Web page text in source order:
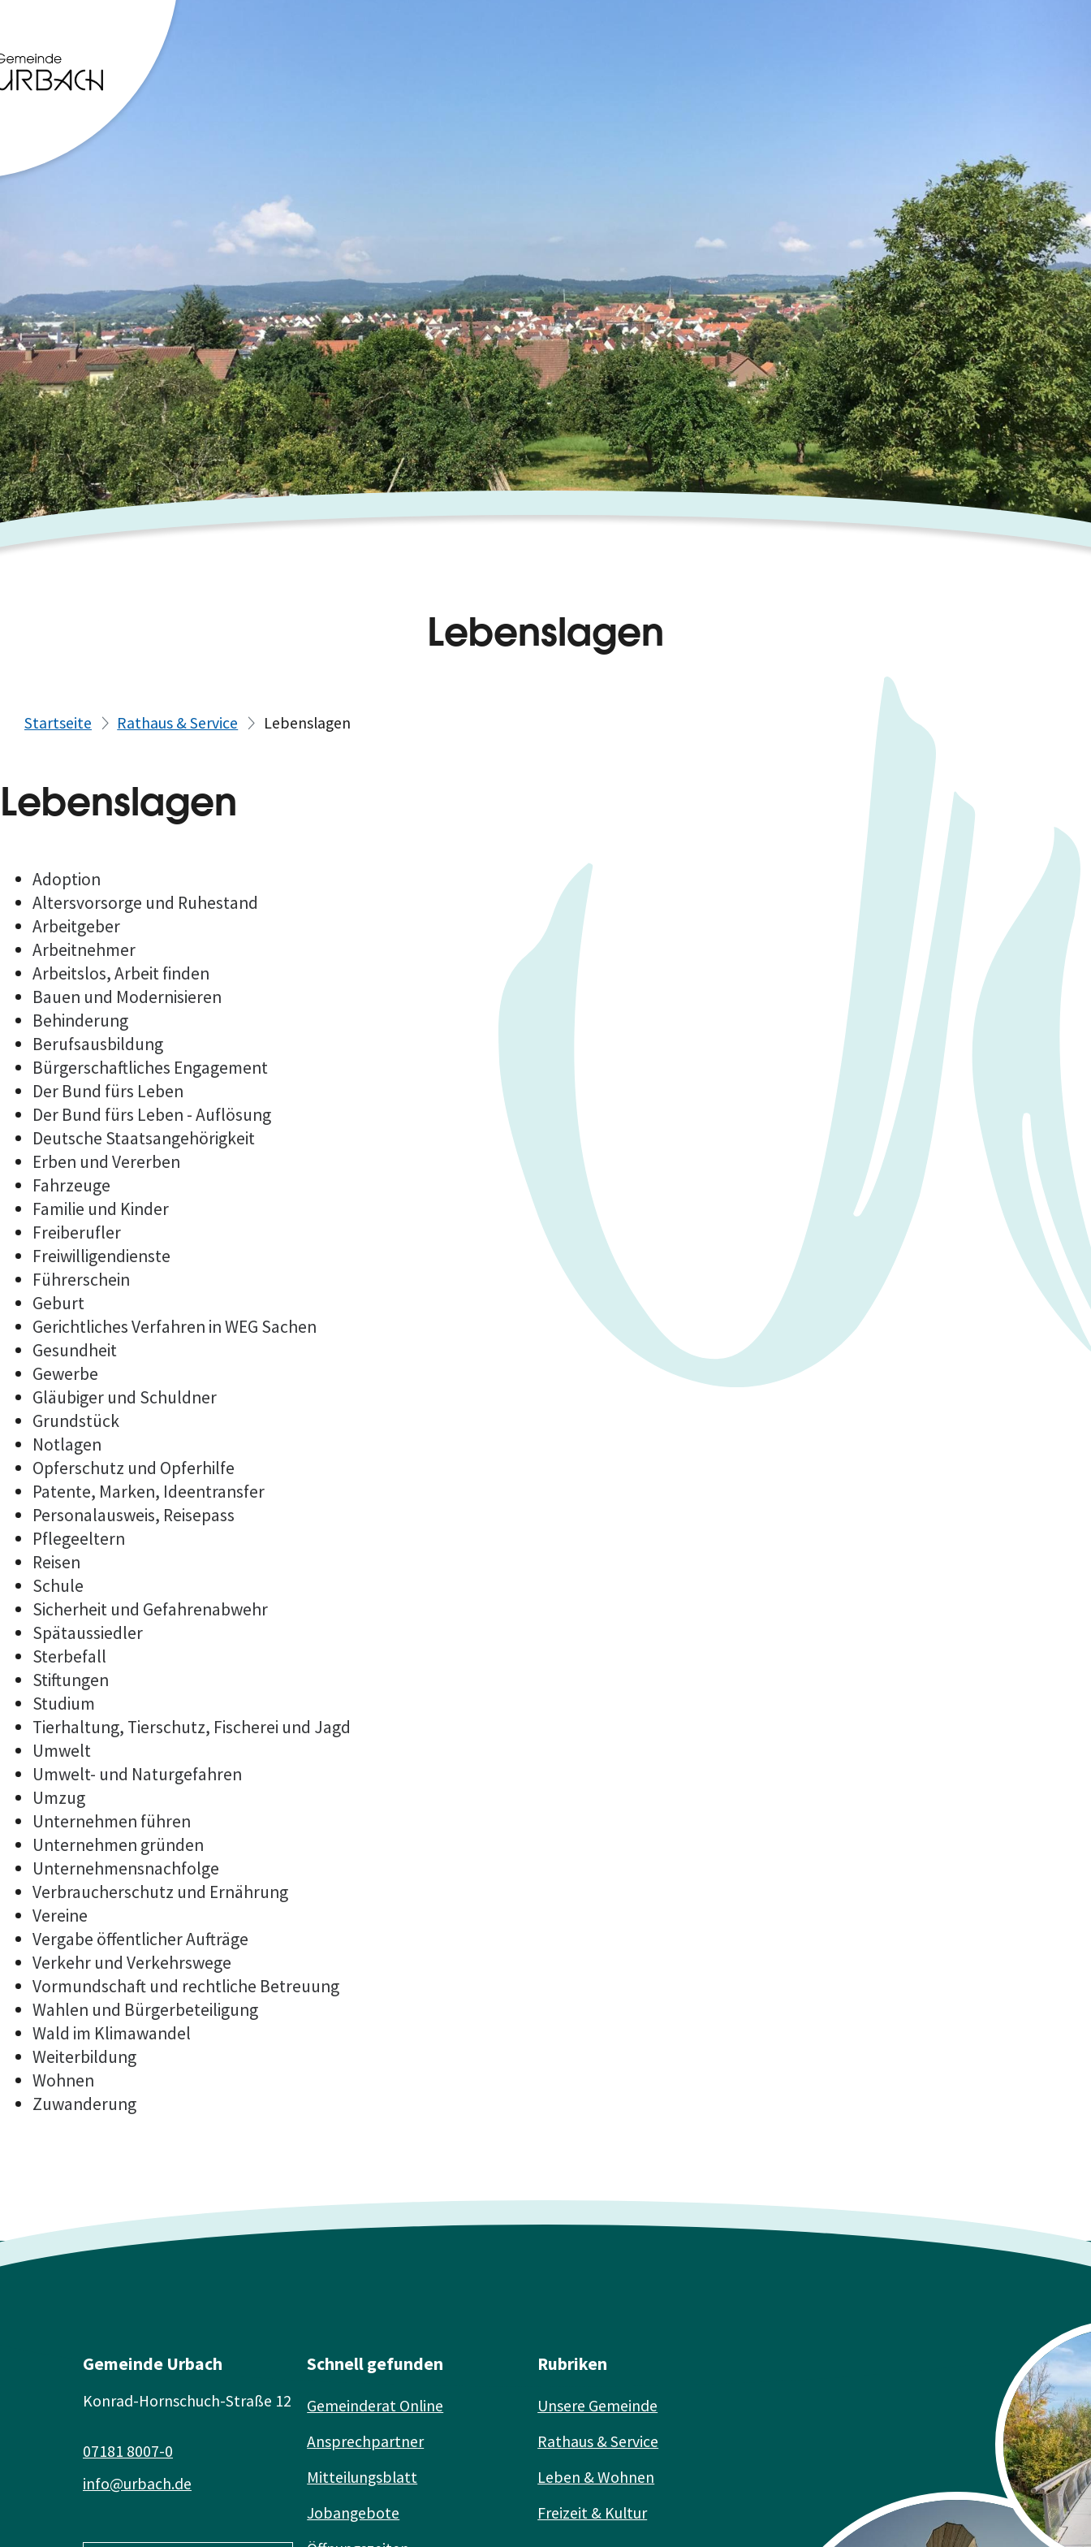
Lebenslagen
Startseite Rathaus & Service Lebenslagen
Lebenslagen
Adoption
Altersvorsorge und Ruhestand
Arbeitgeber
Arbeitnehmer
Arbeitslos, Arbeit finden
Bauen und Modernisieren
Behinderung
Berufsausbildung
Bürgerschaftliches Engagement
Der Bund fürs Leben
Der Bund fürs Leben - Auflösung
Deutsche Staatsangehörigkeit
Erben und Vererben
Fahrzeuge
Familie und Kinder
Freiberufler
Freiwilligendienste
Führerschein
Geburt
Gerichtliches Verfahren in WEG Sachen
Gesundheit
Gewerbe
Gläubiger und Schuldner
Grundstück
Notlagen
Opferschutz und Opferhilfe
Patente, Marken, Ideentransfer
Personalausweis, Reisepass
Pflegeeltern
Reisen
Schule
Sicherheit und Gefahrenabwehr
Spätaussiedler
Sterbefall
Stiftungen
Studium
Tierhaltung, Tierschutz, Fischerei und Jagd
Umwelt
Umwelt- und Naturgefahren
Umzug
Unternehmen führen
Unternehmen gründen
Unternehmensnachfolge
Verbraucherschutz und Ernährung
Vereine
Vergabe öffentlicher Aufträge
Verkehr und Verkehrswege
Vormundschaft und rechtliche Betreuung
Wahlen und Bürgerbeteiligung
Wald im Klimawandel
Weiterbildung
Wohnen
Zuwanderung
Gemeinde Urbach
Konrad-Hornschuch-Straße 12
info@urbach.de
07181 8007-0
Schnell gefunden
Gemeinderat Online
Ansprechpartner
Mitteilungsblatt
Jobangebote
Rubriken
Unsere Gemeinde
Rathaus & Service
Leben & Wohnen
Freizeit & Kultur